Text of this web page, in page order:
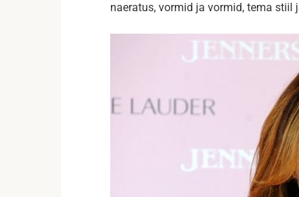
naeratus, vormid ja vormid, tema stiil